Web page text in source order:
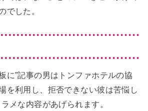
でした。
に”記事の男はトンファホテルの協
を利用し、拒否できない彼は苦悩し
メな内容があげられます。